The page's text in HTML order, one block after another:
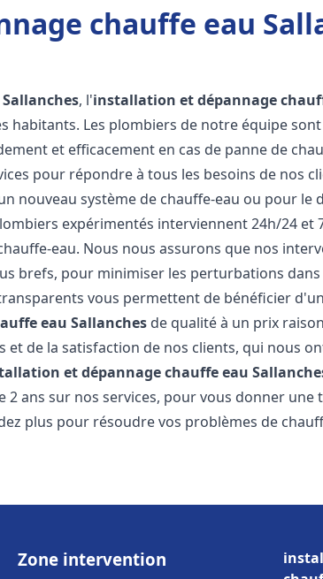
chauffe eau
Sallanches, l'installation et dépannage
habitants. Les plombiers de notre équipe
et efficacement en cas de panne de
pour répondre à tous les besoins de nos
nouveau système de chauffe-eau ou pour le
expérimentés interviennent 24h/24 et
eau. Nous nous assurons que nos
brefs, pour minimiser les perturbations
vous permettent de bénéficier
eau Sallanches de qualité à un prix
et de la satisfaction de nos clients, qui nous
et dépannage chauffe eau
2 ans sur nos services, pour vous donner
plus pour résoudre vos problèmes de
Zone intervention